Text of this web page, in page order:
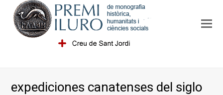
expediciones canatenses del siglo